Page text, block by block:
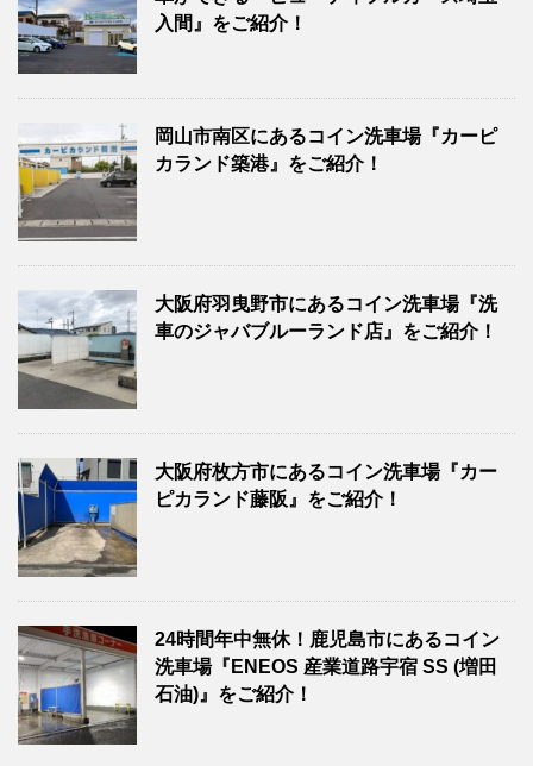
入間』をご紹介！
岡山市南区にあるコイン洗車場『カーピ
カランド築港』をご紹介！
大阪府羽曳野市にあるコイン洗車場『洗
車のジャバブルーランド店』をご紹介！
大阪府枚方市にあるコイン洗車場『カー
ピカランド藤阪』をご紹介！
24時間年中無休！鹿児島市にあるコイン
洗車場『ENEOS 産業道路宇宿 SS (増田
石油)』をご紹介！